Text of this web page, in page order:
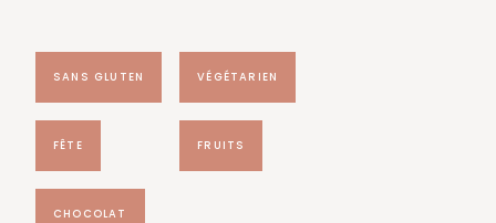
SANS GLUTEN VÉGÉTARIEN
FÊTE FRUITS
CHOCOLAT